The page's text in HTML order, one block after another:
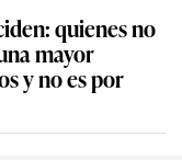
quienes no
mayor
y no es por